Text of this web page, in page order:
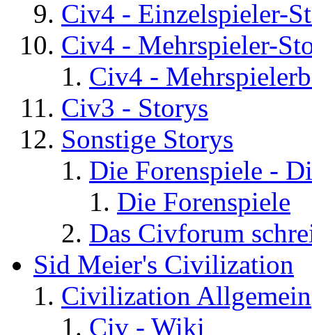
Civ4 - Einzelspieler-
Civ4 - Mehrspieler-
Civ4 -
Civ3 - Storys
Sonstige Storys
Die Forenspiele -
Die Forenspiele
Das Civforum
Sid Meier's Civilization
Civilization Allgemein
Civ - Wiki